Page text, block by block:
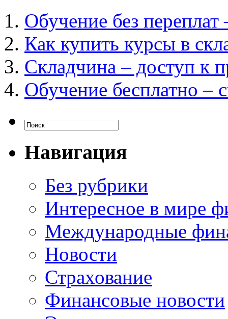
Обучение без
Как купить курсы в
Складчина – доступ к
Обучение бесплатно –
Навигация
Без рубрики
Интересное в мире
Международные
Новости
Страхование
Финансовые новости